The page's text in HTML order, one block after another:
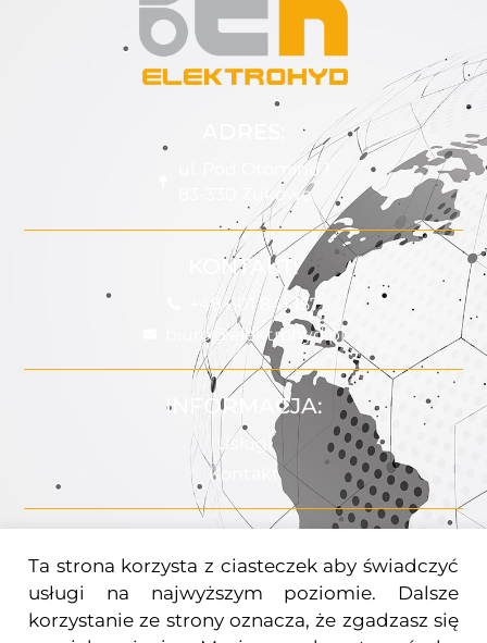
ul. Pod Otomino 1
83-330 Żukowo
KONTAKT:
+48 601 841 157
biuro@elektrohyd.pl
INFORMACJA:
Usługi
Kontakt
Uprawnienia
Polityka Prywatności
Ta strona korzysta z ciasteczek aby świadczyć
usługi na najwyższym poziomie. Dalsze
korzystanie ze strony oznacza, że zgadzasz się